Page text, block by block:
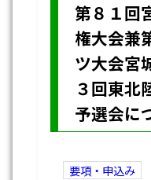
第８１回
権大会兼
ツ大会宮
３回東北
予選会に
要項・申込み